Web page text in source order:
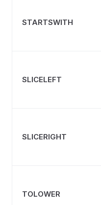
STARTSWITH
SLICELEFT
SLICERIGHT
TOLOWER